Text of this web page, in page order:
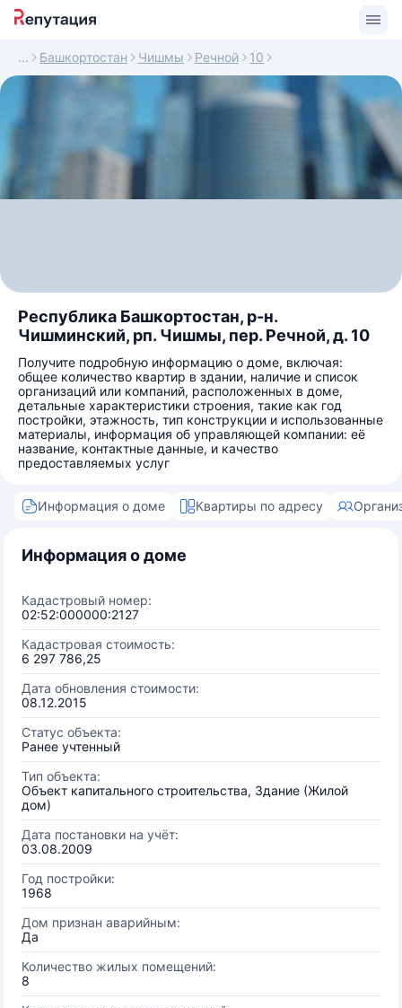
Башкортостан Чишмы Речной 10
Республика Башкортостан, р-н.
Чишминский, рп. Чишмы, пер. Речной, д. 10
Получите подробную информацию о доме, включая:
общее количество квартир в здании, наличие и список
организаций или компаний, расположенных в доме,
детальные характеристики строения, такие как год
постройки, этажность, тип конструкции и использованные
материалы, информация об управляющей компании: её
название, контактные данные, и качество
предоставляемых услуг
Информация о доме Квартиры по адресу
Информация о доме
Кадастровый номер:
02:52:000000:2127
Кадастровая стоимость:
6 297 786,25
Дата обновления стоимости:
08.12.2015
Статус объекта:
Ранее учтенный
Тип объекта:
Объект капитального строительства, Здание (Жилой
дом)
Дата постановки на учёт:
03.08.2009
Год постройки:
1968
Дом признан аварийным:
Да
Количество жилых помещений:
8